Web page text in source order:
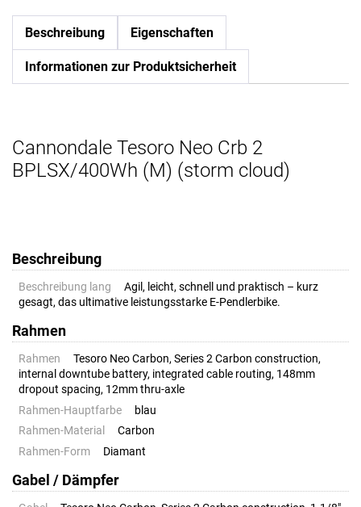
Beschreibung Eigenschaften
Informationen zur Produktsicherheit
Cannondale Tesoro Neo Crb 2
BPLSX/400Wh (M) (storm cloud)
Beschreibung
Beschreibung lang
Agil, leicht, schnell und praktisch – kurz
gesagt, das ultimative leistungsstarke E-Pendlerbike.
Rahmen
Rahmen
Tesoro Neo Carbon, Series 2 Carbon construction,
internal downtube battery, integrated cable routing, 148mm
dropout spacing, 12mm thru-axle
Rahmen-Hauptfarbe
blau
Rahmen-Material
Carbon
Rahmen-Form
Diamant
Gabel / Dämpfer